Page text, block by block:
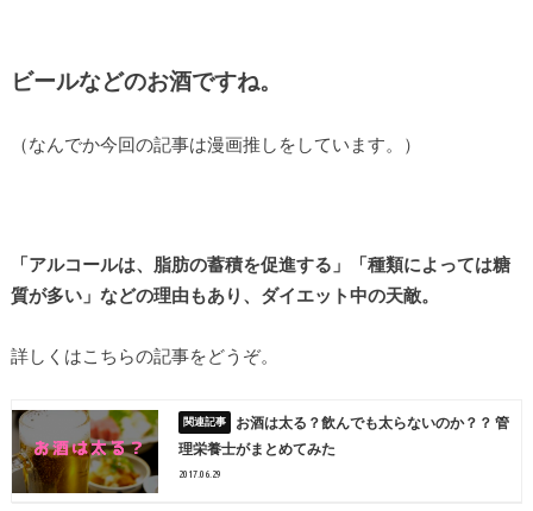
ビールなどのお酒ですね。
（なんでか今回の記事は漫画推しをしています。）
「アルコールは、脂肪の蓄積を促進する」「種類によっては糖
質が多い」などの理由もあり、ダイエット中の天敵。
詳しくはこちらの記事をどうぞ。
お酒は太る？飲んでも太らないのか？？ 管
理栄養士がまとめてみた
2017.06.29